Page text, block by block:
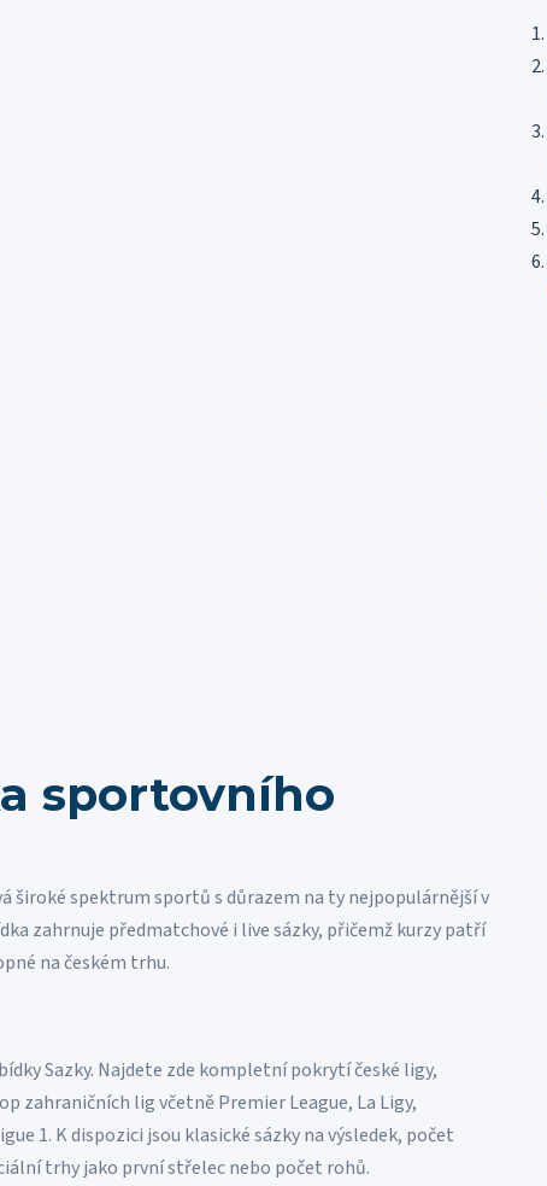
sportovního
široké spektrum sportů s důrazem na ty nejpopulárnější v
zahrnuje předmatchové i live sázky, přičemž kurzy patří
na českém trhu.
Sazky. Najdete zde kompletní pokrytí české ligy,
zahraničních lig včetně Premier League, La Ligy,
1. K dispozici jsou klasické sázky na výsledek, počet
trhy jako první střelec nebo počet rohů.